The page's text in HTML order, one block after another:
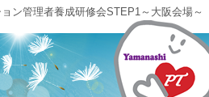
ン​管理者養成研修会STEP1～大阪会場～